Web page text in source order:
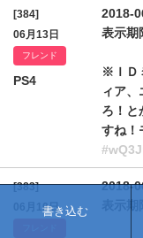
[384]
06月13日
フレンド
PS4
2018-
表示期
※ＩＤ
ィア
ろ！と
すね！
[383]
06月10日
2018-
表示
書き込む